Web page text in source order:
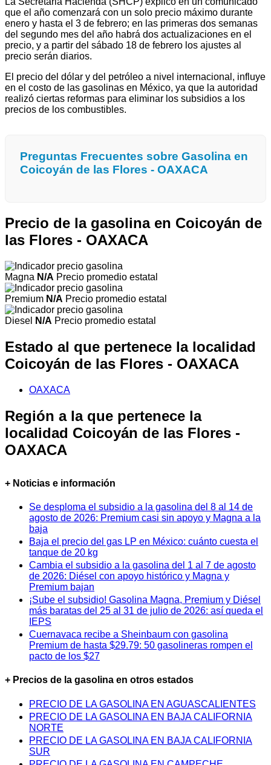
que el año comenzará con un solo precio máximo durante
enero y hasta el 3 de febrero; en las primeras dos semanas
del segundo mes del año habrá dos actualizaciones en el
precio, y a partir del sábado 18 de febrero los ajustes al
precio serán diarios.
El precio del dólar y del petróleo a nivel internacional, influye
en el costo de las gasolinas en México, ya que la autoridad
realizó ciertas reformas para eliminar los subsidios a los
precios de los combustibles.
Preguntas Frecuentes sobre Gasolina en
Coicoyán de las Flores - OAXACA
Precio de la gasolina en Coicoyán de
las Flores - OAXACA
Magna N/A Precio promedio estatal
Premium N/A Precio promedio estatal
Diesel N/A Precio promedio estatal
Estado al que pertenece la localidad
Coicoyán de las Flores - OAXACA
OAXACA
Región a la que pertenece la
localidad Coicoyán de las Flores -
OAXACA
+ Noticias e información
Se desploma el subsidio a la gasolina del 8 al 14 de
agosto de 2026: Premium casi sin apoyo y Magna a la
baja
Baja el precio del gas LP en México: cuánto cuesta el
tanque de 20 kg
Cambia el subsidio a la gasolina del 1 al 7 de agosto
de 2026: Diésel con apoyo histórico y Magna y
Premium bajan
¡Sube el subsidio! Gasolina Magna, Premium y Diésel
más baratas del 25 al 31 de julio de 2026: así queda el
IEPS
Cuernavaca recibe a Sheinbaum con gasolina
Premium de hasta $29.79: 50 gasolineras rompen el
pacto de los $27
+ Precios de la gasolina en otros estados
PRECIO DE LA GASOLINA EN AGUASCALIENTES
PRECIO DE LA GASOLINA EN BAJA CALIFORNIA
NORTE
PRECIO DE LA GASOLINA EN BAJA CALIFORNIA
SUR